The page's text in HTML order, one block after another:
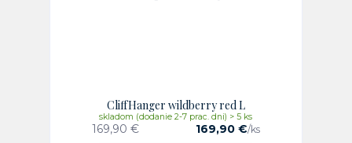
CliffHanger wildberry red L
169,90 € 169,90 €/ks
skladom (dodanie 2-7 prac. dni) > 5 ks